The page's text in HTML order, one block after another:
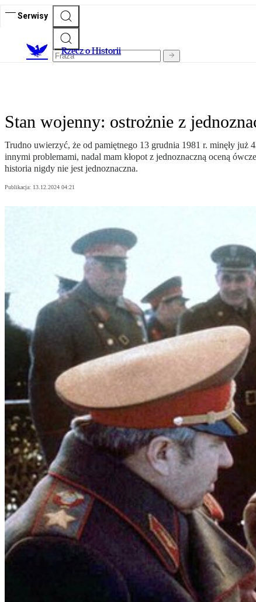
Serwisy
Rzecz o Historii
Stan wojenny: ostrożnie z
Trudno uwierzyć, że od pamiętnego 13 grudnia 1981 r. minęły
innymi problemami, nadal mam kłopot z jednoznaczną oceną
historia nigdy nie jest jednoznaczna.
Publikacja: 13.12.2024 04:21